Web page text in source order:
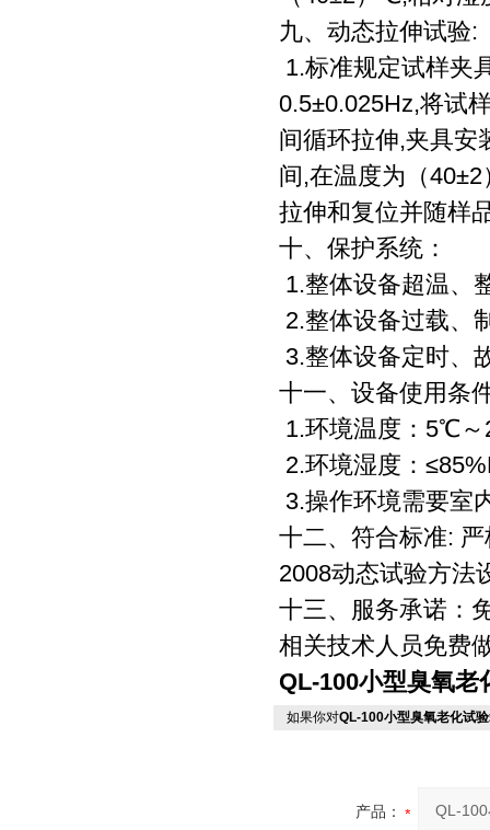
九、动态拉伸试验:
1.标准规定试样夹
0.5±0.025Hz,将试
间循环拉伸,夹具
间,在温度为（
拉伸和复位并随样
十、保护系统：
1.整体设备超温、
2.整体设备过载、
3.整体设备定时、
十一、设备使用条
1.环境温度：5℃
2.环境湿度：
3.操作环境需要室
十二、符合标准:
2008动态试验方法
十三、服务承诺：
相关技术人员免费
QL-100小型臭氧老
如果你对QL-100小型臭氧老化试
产品：